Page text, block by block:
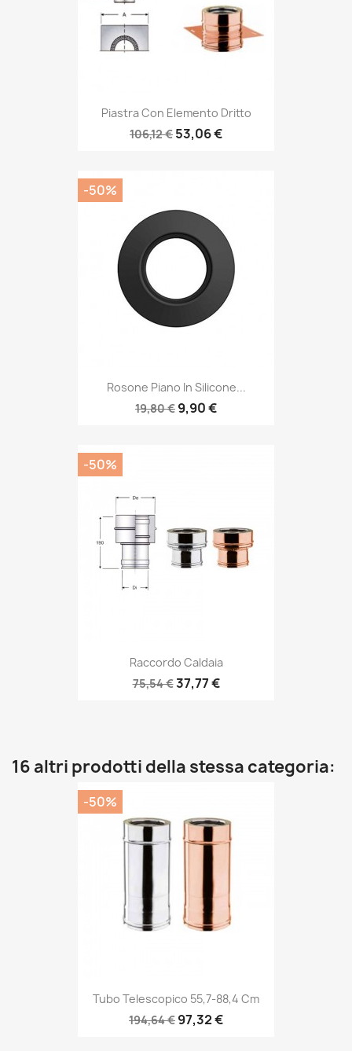
Piastra Con Elemento Dritto
106,12 € 53,06 €
Rosone Piano In Silicone...
19,80 € 9,90 €
-50%
Raccordo Caldaia
75,54 €37,77 €
-50%
16 altri prodotti della stessa categoria:
Tubo Telescopico 55,7-88,4 Cm
194,64 € 97,32 €
-50%